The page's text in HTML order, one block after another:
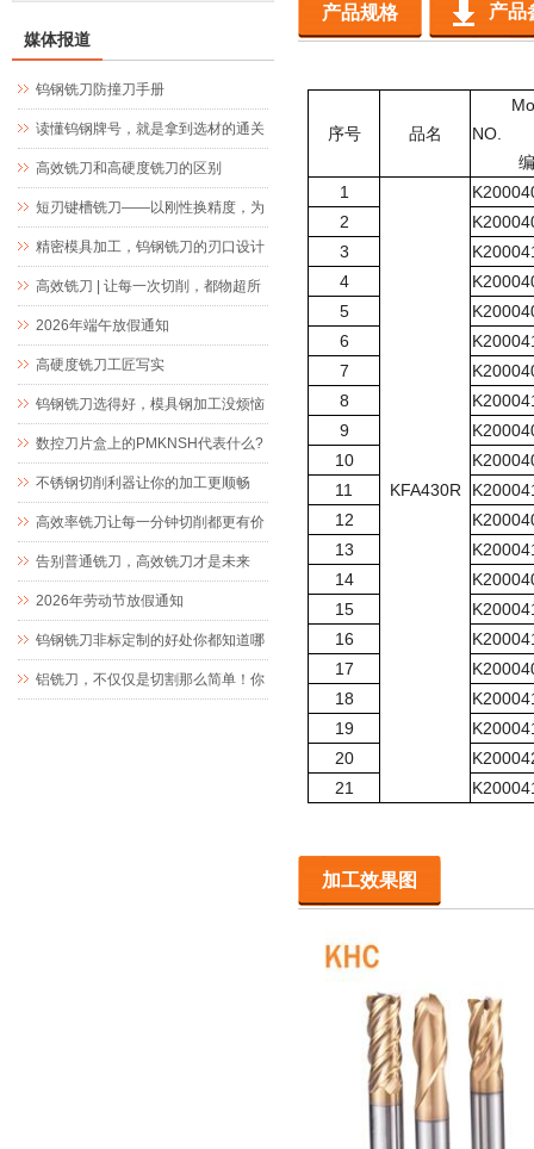
媒体报道
钨钢铣刀防撞刀手册
读懂钨钢牌号，就是拿到选材的通关
文牒
高效铣刀和高硬度铣刀的区别
短刃键槽铣刀——以刚性换精度，为
精密键槽加工而生
精密模具加工，钨钢铣刀的刃口设计
究竟藏着什么玄机
高效铣刀 | 让每一次切削，都物超所
值
2026年端午放假通知
高硬度铣刀工匠写实
钨钢铣刀选得好，模具钢加工没烦恼
数控刀片盒上的PMKNSH代表什么?
不锈钢切削利器让你的加工更顺畅
高效率铣刀让每一分钟切削都更有价
值
告别普通铣刀，高效铣刀才是未来
2026年劳动节放假通知
钨钢铣刀非标定制的好处你都知道哪
些？
铝铣刀，不仅仅是切割那么简单！你
产品规格 产品
序号 品名
NO.
1
KFA430R
2
3
4
5
6
7
8
9
10
11
12
13
14
15
16
17
18
19
20
21
K20004
加工效果图